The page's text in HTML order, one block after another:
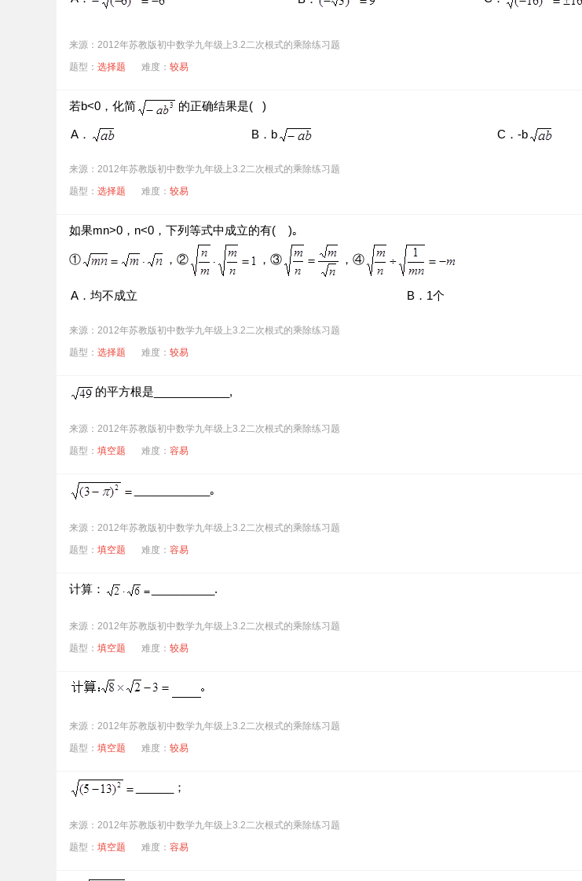
来源：2012年苏教版初中数学九年级上3.2二次根式的乘除练习题
题型： 选择题 难度： 较易
若b<0，化简 的正确结果是( )
A． B．b C．-b
来源：2012年苏教版初中数学九年级上3.2二次根式的乘除练习题
题型： 选择题 难度： 较易
如果mn>0，n<0，下列等式中成立的有( )｡
① ，② ，③ ，④
A．均不成立 B．1个
来源：2012年苏教版初中数学九年级上3.2二次根式的乘除练习题
题型： 选择题 难度： 较易
的平方根是____________,
来源：2012年苏教版初中数学九年级上3.2二次根式的乘除练习题
题型： 填空题 难度： 容易
____________｡
来源：2012年苏教版初中数学九年级上3.2二次根式的乘除练习题
题型： 填空题 难度： 容易
计算： __________.
来源：2012年苏教版初中数学九年级上3.2二次根式的乘除练习题
题型： 填空题 难度： 较易
来源：2012年苏教版初中数学九年级上3.2二次根式的乘除练习题
题型： 填空题 难度： 较易
______；
来源：2012年苏教版初中数学九年级上3.2二次根式的乘除练习题
题型： 填空题 难度： 容易